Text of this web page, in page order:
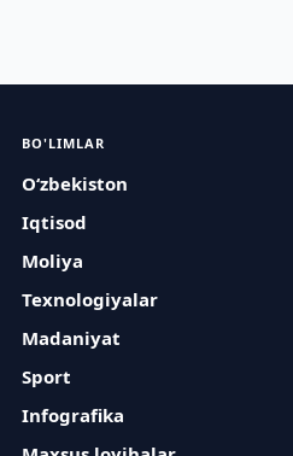
BO'LIMLAR
O‘zbekiston
Iqtisod
Moliya
Texnologiyalar
Madaniyat
Sport
Infografika